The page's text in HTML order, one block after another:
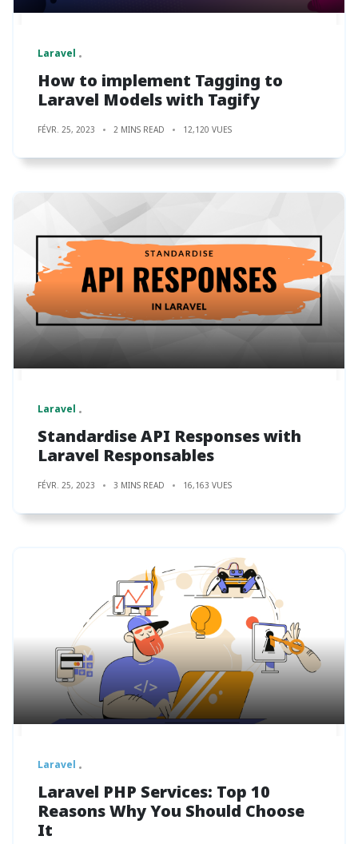
Laravel
How to implement Tagging to
Laravel Models with Tagify
FÉVR. 25, 2023 2 MINS READ 12,120 VUES
Laravel
Standardise API Responses with
Laravel Responsables
FÉVR. 25, 2023 3 MINS READ 16,163 VUES
Laravel
Laravel PHP Services: Top 10
Reasons Why You Should Choose
It